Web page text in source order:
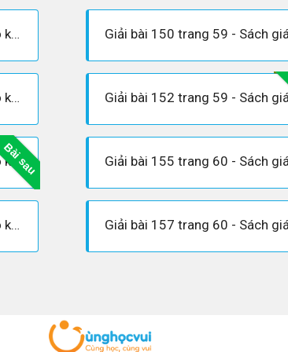
Giải bài 149 trang 59 - Sách giáo khoa Toán 6 tập 1
Giải bài 151 trang 59 - Sách giáo khoa Toán 6 tập 1
Bài sau
Giải bài 154 trang 59 - Sách giáo khoa Toán 6 tập 1
Giải bài 156 trang 60 - Sách giáo khoa Toán 6 tập 1